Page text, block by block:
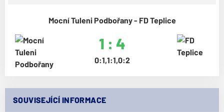
Mocní Tuleni Podbořany - FD Teplice
1 : 4
0:1,1:1,0:2
SOUVISEJÍCÍ INFORMACE